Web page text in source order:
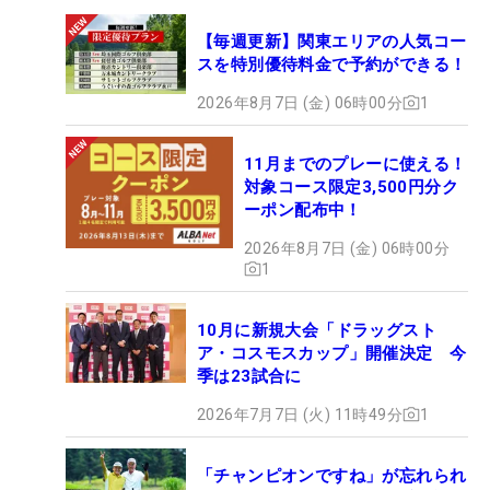
番からの4ホールもたしかに喜びを見せるしぐさは
ほぼなかった。カメラを向ければ“サービス”をして
くれる選手だが、バーディを奪ってもゲームづくり
「けっこう僕はスコアを落としたときにへこんだ
り、怒っちゃう場面が多くて、引きずるとハーフや
1日がダメになってしまうと（キャディの）奥さん
に『もったいない』と言われていました」。スコア
の喜怒哀楽で心が動くともったいないミスにつなが
る。米ツアーを見ても、バーディを取っても淡々と
プレーしていることが目についた。
一貴にも聞いた。「1年間で300個バーディを取るう
ちの1個。ダボも1年で10のうちの1つがたまたま、
【毎週更新】関東エリアの人気コー
スを特別優待料金で予約ができる！
2026年8月7日 (金) 06時00分 1
11月までのプレーに使える！
対象コース限定3,500円分ク
ーポン配布中！
2026年8月7日 (金) 06時00分
1
10月に新規大会「ドラッグスト
ア・コスモスカップ」開催決定 今
季は23試合に
2026年7月7日 (火) 11時49分 1
「チャンピオンですね」が忘れられ